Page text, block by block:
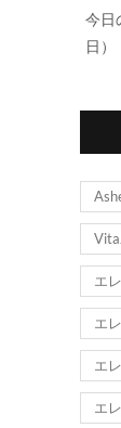
今日
日）
エ
エ
エ
エ